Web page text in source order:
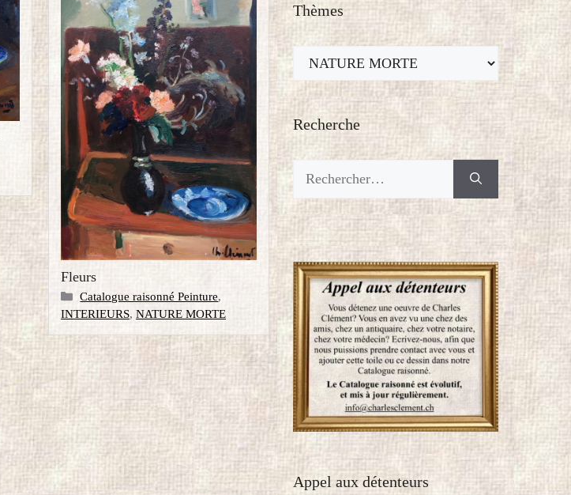
Fleurs
Catégories
Catalogue raisonné Peinture,
INTERIEURS, NATURE MORTE
Thèmes
Thèmes
Recherche
Appel aux détenteurs